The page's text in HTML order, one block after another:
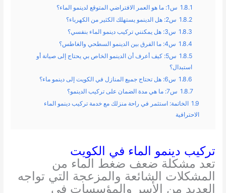
1.8.1 س1: ما هو العمر الافتراضي المتوقع لدينمو الماء؟
1.8.2 س2: هل الدينمو يستهلك الكثير من الكهرباء؟
1.8.3 س3: هل يمكنني تركيب دينمو الماء بنفسي؟
1.8.4 س4: ما الفرق بين الدينمو السطحي والغاطس؟
1.8.5
س5: كيف أعرف أن الدينمو الخاص بي يحتاج إلى صيانة أو
استبدال؟
1.8.6 س6: هل تحتاج جميع المنازل في الكويت إلى دينمو ماء؟
1.8.7 س7: ما هي مدة الضمان على تركيب الدينمو؟
1.9 الخاتمة: استثمر في راحة منزلك مع خدمة تركيب دينمو الماء
الاحترافية
تركيب دينمو الماء في الكويت
تعد مشكلة ضعف ضغط الماء من
المشكلات الشائعة والمزعجة التي تواجه
العديد من الأسر والمؤسسات في